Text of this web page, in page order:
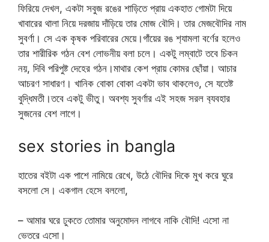
ফিরিয়ে দেখল, একটা সবুজ রঙের শাড়িতে প্রায় একহাত গোমটা দিয়ে
খাবারের থালা নিয়ে দরজায় দাঁড়িয়ে তার মোজ বৌদি। তার মেজবৌদির নাম
সুবর্ণা। সে এক কৃষক পরিবারের মেয়ে।গাঁয়ের রঙ শ‍্যামলা বর্ণের হলেও
তার শারীরিক গঠন বেশ লোভনীয় বলা চলে। একটু লম্বাটে তবে চিকন
নয়, দিবি পরিপুষ্ট দেহের গঠন।মাথার কেশ প্রায় কোমর ছোঁয়া। আচার
আচরণ সাধারণ। খানিক বোকা বোকা একটা ভাব থাকলেও, সে যতেষ্ট
বুদ্ধিমতী।তবে একটু ভীতু। অবশ্য সুবর্ণার এই সহজ সরল ব‍্যবহার
সুজনের বেশ লাগে।
sex stories in bangla
হাতের বইটা এক পাশে নামিয়ে রেখে, উঠে বৌদির দিকে মুখ করে ঘুরে
বসলো সে। একগাল হেসে বললো,
– আমার ঘরে ঢুকতে তোমার অনুমোদন লাগবে নাকি বৌদি! এসো না
ভেতরে এসো।